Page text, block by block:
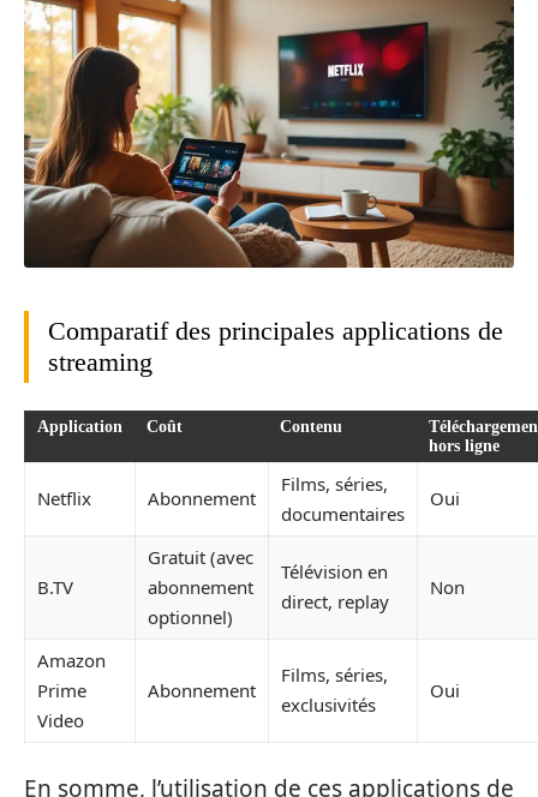
Comparatif des principales applications de
streaming
Application Coût Contenu
hors ligne
Netflix Abonnement
Films, séries,
documentaires
Oui
B.TV
Gratuit (avec
abonnement
optionnel)
Télévision en
direct, replay
Non
Amazon
Prime
Video
Abonnement
Films, séries,
exclusivités
Oui
En somme, l’utilisation de ces applications de